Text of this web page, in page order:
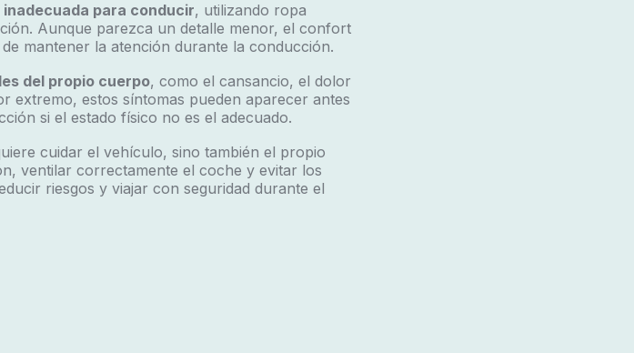
para conducir, utilizando ropa
Aunque parezca un detalle menor, el confort
mantener la atención durante la conducción.
del propio cuerpo, como el cansancio, el dolor
extremo, estos síntomas pueden aparecer antes
si el estado físico no es el adecuado.
cuidar el vehículo, sino también el propio
ventilar correctamente el coche y evitar los
riesgos y viajar con seguridad durante el